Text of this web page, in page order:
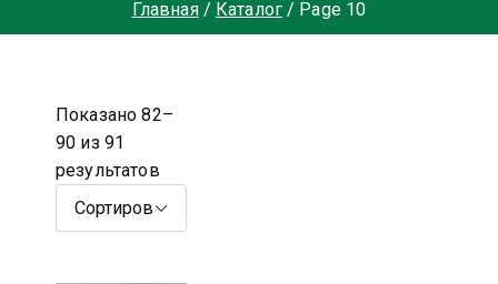
Главная Каталог Page 10
Показано 82–
90 из 91
результатов